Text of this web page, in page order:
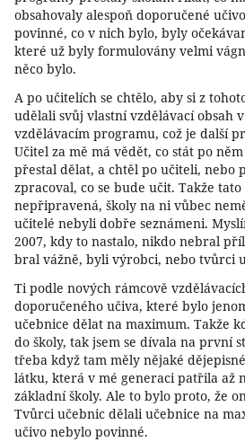
obsahovaly alespoň doporučené
povinné, co v nich bylo, byly
které už byly formulovány velmi
něco bylo.
A po učitelích se chtělo, aby si z
udělali svůj vlastní vzdělávací obsah
vzdělávacím programu, což je další
Učitel za mě má vědět, co stát po
přestal dělat, a chtěl po učiteli, nebo
zpracoval, co se bude učit. Takže
nepřipravená, školy na ni vůbec
učitelé nebyli dobře seznámeni.
2007, kdy to nastalo, nikdo nebral
bral vážně, byli výrobci, nebo tvůrci
Ti podle nových rámcově
doporučeného učiva, které bylo
učebnice dělat na maximum. Takže
do školy, tak jsem se dívala na první
třeba když tam měly nějaké
látku, která v mé generaci patřila až
základní školy. Ale to bylo proto, že
Tvůrci učebnic dělali učebnice na
učivo nebylo povinné.